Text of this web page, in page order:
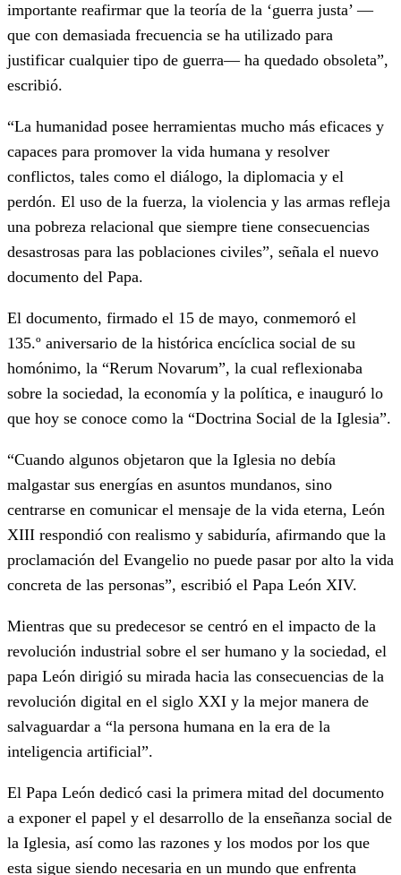
importante reafirmar que la teoría de la ‘guerra justa’ —
que con demasiada frecuencia se ha utilizado para
justificar cualquier tipo de guerra— ha quedado obsoleta”,
escribió.
“La humanidad posee herramientas mucho más eficaces y
capaces para promover la vida humana y resolver
conflictos, tales como el diálogo, la diplomacia y el
perdón. El uso de la fuerza, la violencia y las armas refleja
una pobreza relacional que siempre tiene consecuencias
desastrosas para las poblaciones civiles”, señala el nuevo
documento del Papa.
El documento, firmado el 15 de mayo, conmemoró el
135.º aniversario de la histórica encíclica social de su
homónimo, la “Rerum Novarum”, la cual reflexionaba
sobre la sociedad, la economía y la política, e inauguró lo
que hoy se conoce como la “Doctrina Social de la Iglesia”.
“Cuando algunos objetaron que la Iglesia no debía
malgastar sus energías en asuntos mundanos, sino
centrarse en comunicar el mensaje de la vida eterna, León
XIII respondió con realismo y sabiduría, afirmando que la
proclamación del Evangelio no puede pasar por alto la vida
concreta de las personas”, escribió el Papa León XIV.
Mientras que su predecesor se centró en el impacto de la
revolución industrial sobre el ser humano y la sociedad, el
papa León dirigió su mirada hacia las consecuencias de la
revolución digital en el siglo XXI y la mejor manera de
salvaguardar a “la persona humana en la era de la
inteligencia artificial”.
El Papa León dedicó casi la primera mitad del documento
a exponer el papel y el desarrollo de la enseñanza social de
la Iglesia, así como las razones y los modos por los que
esta sigue siendo necesaria en un mundo que enfrenta